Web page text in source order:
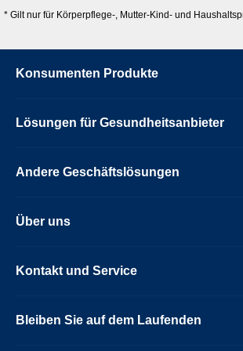
* Gilt nur für Körperpflege-, Mutter-Kind- und
Konsumenten Produkte
Lösungen für Gesundheitsanbieter
Andere Geschäftslösungen
Über uns
Kontakt und Service
Bleiben Sie auf dem Laufenden